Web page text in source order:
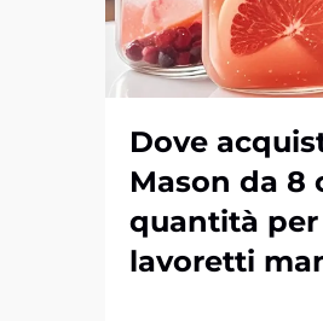
Dove
Mason da 8
quantità
lavoretti